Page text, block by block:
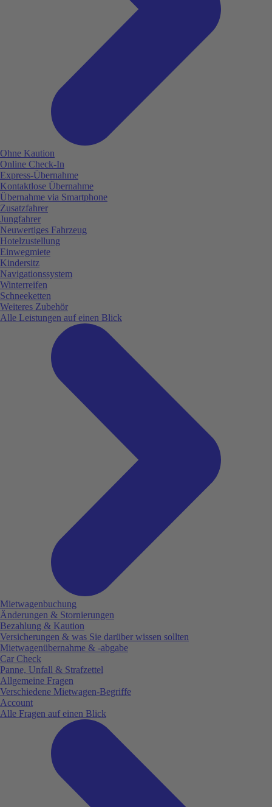
Ohne Kaution
Online Check-In
Express-Übernahme
Kontaktlose Übernahme
Übernahme via Smartphone
Zusatzfahrer
Jungfahrer
Neuwertiges Fahrzeug
Hotelzustellung
Einwegmiete
Kindersitz
Navigationssystem
Winterreifen
Schneeketten
Weiteres Zubehör
Alle Leistungen auf einen Blick
Mietwagenbuchung
Änderungen & Stornierungen
Bezahlung & Kaution
Versicherungen & was Sie darüber wissen sollten
Mietwagenübernahme & -abgabe
Car Check
Panne, Unfall & Strafzettel
Allgemeine Fragen
Verschiedene Mietwagen-Begriffe
Account
Alle Fragen auf einen Blick